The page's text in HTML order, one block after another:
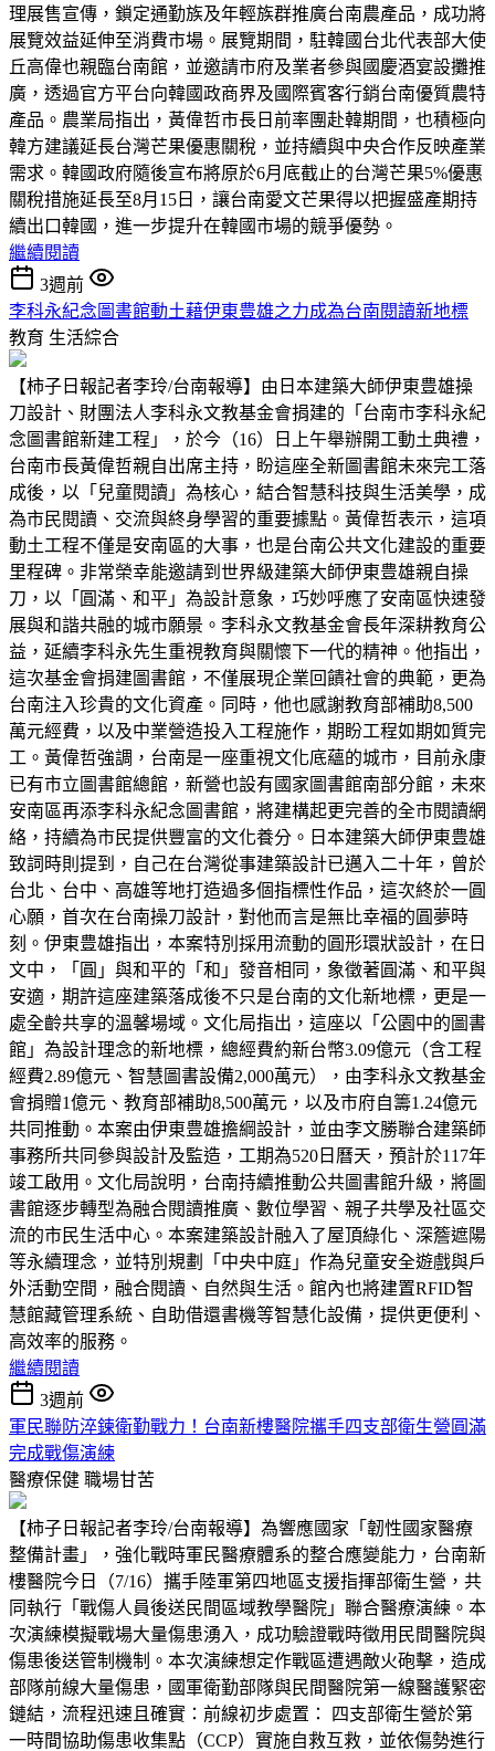
理展售宣傳，鎖定通勤族及年輕族群推廣台南農產品，成功將
展覽效益延伸至消費市場。展覽期間，駐韓國台北代表部大使
丘高偉也親臨台南館，並邀請市府及業者參與國慶酒宴設攤推
廣，透過官方平台向韓國政商界及國際賓客行銷台南優質農特
產品。農業局指出，黃偉哲市長日前率團赴韓期間，也積極向
韓方建議延長台灣芒果優惠關稅，並持續與中央合作反映產業
需求。韓國政府隨後宣布將原於6月底截止的台灣芒果5%優惠
關稅措施延長至8月15日，讓台南愛文芒果得以把握盛產期持
續出口韓國，進一步提升在韓國市場的競爭優勢。
繼續閱讀
3週前
李科永紀念圖書館動土藉伊東豊雄之力成為台南閱讀新地標
教育 生活綜合
【柿子日報記者李玲/台南報導】由日本建築大師伊東豊雄操
刀設計、財團法人李科永文教基金會捐建的「台南市李科永紀
念圖書館新建工程」，於今（16）日上午舉辦開工動土典禮，
台南市長黃偉哲親自出席主持，盼這座全新圖書館未來完工落
成後，以「兒童閱讀」為核心，結合智慧科技與生活美學，成
為市民閱讀、交流與終身學習的重要據點。黃偉哲表示，這項
動土工程不僅是安南區的大事，也是台南公共文化建設的重要
里程碑。非常榮幸能邀請到世界級建築大師伊東豊雄親自操
刀，以「圓滿、和平」為設計意象，巧妙呼應了安南區快速發
展與和諧共融的城市願景。李科永文教基金會長年深耕教育公
益，延續李科永先生重視教育與關懷下一代的精神。他指出，
這次基金會捐建圖書館，不僅展現企業回饋社會的典範，更為
台南注入珍貴的文化資產。同時，他也感謝教育部補助8,500
萬元經費，以及中業營造投入工程施作，期盼工程如期如質完
工。黃偉哲強調，台南是一座重視文化底蘊的城市，目前永康
已有市立圖書館總館，新營也設有國家圖書館南部分館，未來
安南區再添李科永紀念圖書館，將建構起更完善的全市閱讀網
絡，持續為市民提供豐富的文化養分。日本建築大師伊東豊雄
致詞時則提到，自己在台灣從事建築設計已邁入二十年，曾於
台北、台中、高雄等地打造過多個指標性作品，這次終於一圓
心願，首次在台南操刀設計，對他而言是無比幸福的圓夢時
刻。伊東豊雄指出，本案特別採用流動的圓形環狀設計，在日
文中，「圓」與和平的「和」發音相同，象徵著圓滿、和平與
安適，期許這座建築落成後不只是台南的文化新地標，更是一
處全齡共享的溫馨場域。文化局指出，這座以「公園中的圖書
館」為設計理念的新地標，總經費約新台幣3.09億元（含工程
經費2.89億元、智慧圖書設備2,000萬元），由李科永文教基金
會捐贈1億元、教育部補助8,500萬元，以及市府自籌1.24億元
共同推動。本案由伊東豊雄擔綱設計，並由李文勝聯合建築師
事務所共同參與設計及監造，工期為520日曆天，預計於117年
竣工啟用。文化局說明，台南持續推動公共圖書館升級，將圖
書館逐步轉型為融合閱讀推廣、數位學習、親子共學及社區交
流的市民生活中心。本案建築設計融入了屋頂綠化、深簷遮陽
等永續理念，並特別規劃「中央中庭」作為兒童安全遊戲與戶
外活動空間，融合閱讀、自然與生活。館內也將建置RFID智
慧館藏管理系統、自助借還書機等智慧化設備，提供更便利、
高效率的服務。
繼續閱讀
3週前
軍民聯防淬鍊衛勤戰力！台南新樓醫院攜手四支部衛生營圓滿
完成戰傷演練
醫療保健 職場甘苦
【柿子日報記者李玲/台南報導】為響應國家「韌性國家醫療
整備計畫」，強化戰時軍民醫療體系的整合應變能力，台南新
樓醫院今日（7/16）攜手陸軍第四地區支援指揮部衛生營，共
同執行「戰傷人員後送民間區域教學醫院」聯合醫療演練。本
次演練模擬戰場大量傷患湧入，成功驗證戰時徵用民間醫院與
傷患後送管制機制。本次演練想定作戰區遭遇敵火砲擊，造成
部隊前線大量傷患，國軍衛勤部隊與民間醫院第一線醫護緊密
鏈結，流程迅速且確實：前線初步處置： 四支部衛生營於第
一時間協助傷患收集點（CCP）實施自救互救，並依傷勢進行